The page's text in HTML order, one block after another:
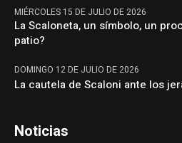
MIÉRCOLES 15 DE JULIO DE 2026
La Scaloneta, un símbolo, un
patio?
DOMINGO 12 DE JULIO DE 2026
La cautela de Scaloni ante los
Noticias